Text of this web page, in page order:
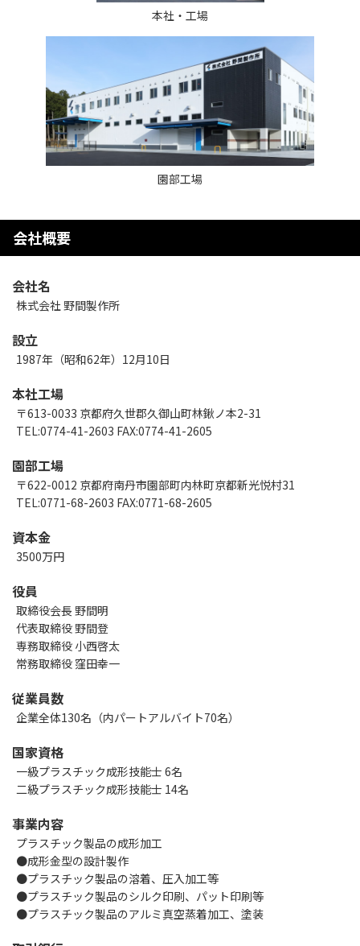
本社・工場
園部工場
会社概要
会社名
株式会社 野間製作所
設立
1987年（昭和62年）12月10日
本社工場
〒613-0033 京都府久世郡久御山町林鍬ノ本2-31
TEL:0774-41-2603 FAX:0774-41-2605
園部工場
〒622-0012 京都府南丹市園部町内林町京都新光悦村31
TEL:0771-68-2603 FAX:0771-68-2605
資本金
3500万円
役員
取締役会長 野間明
代表取締役 野間登
専務取締役 小西啓太
常務取締役 窪田幸一
従業員数
企業全体130名（内パートアルバイト70名）
国家資格
一級プラスチック成形技能士 6名
二級プラスチック成形技能士 14名
事業内容
プラスチック製品の成形加工
●成形金型の設計製作
●プラスチック製品の溶着、圧入加工等
●プラスチック製品のシルク印刷、パット印刷等
●プラスチック製品のアルミ真空蒸着加工、塗装